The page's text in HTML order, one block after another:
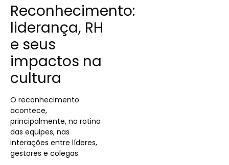
Reconhecimento:
liderança, RH
e seus
impactos na
cultura
O reconhecimento
acontece,
principalmente, na rotina
das equipes, nas
interações entre líderes,
gestores e colegas.